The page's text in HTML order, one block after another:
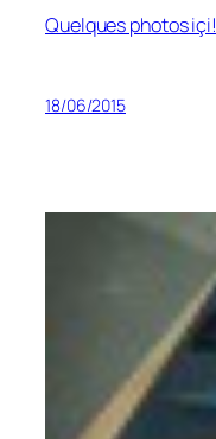
Quelques photos içi!
18/06/2015